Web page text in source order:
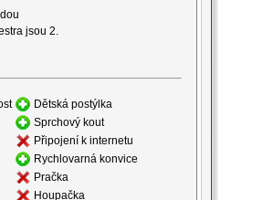
jsou 2.
Dětská postýlka
Sprchový kout
Připojení k internetu
Rychlovarná konvice
Pračka
Houpačka